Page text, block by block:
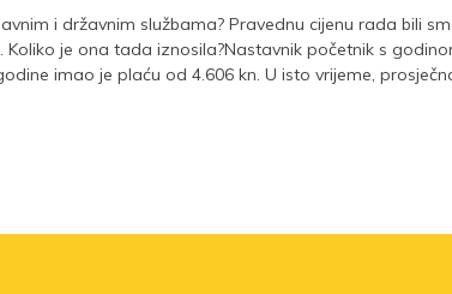
i državnim službama? Pravednu cijenu rada bili
Koliko je ona tada iznosila?Nastavnik početnik s
imao je plaću od 4.606 kn. U isto vrijeme,